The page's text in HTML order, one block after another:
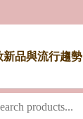
新品與流行趨勢